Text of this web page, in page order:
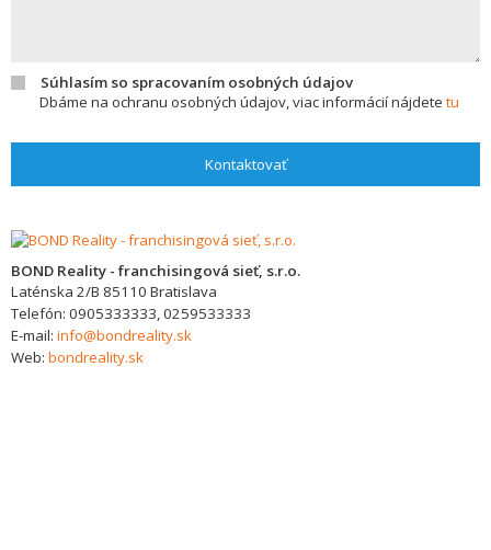
Súhlasím so spracovaním osobných údajov
Dbáme na ochranu osobných údajov, viac informácií nájdete tu
Kontaktovať
BOND Reality - franchisingová sieť, s.r.o.
Laténska 2/B 85110 Bratislava
Telefón: 0905333333, 0259533333
E-mail: info@bondreality.sk
Web: bondreality.sk